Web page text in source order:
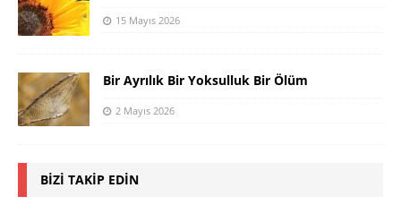
15 Mayıs 2026
Bir Ayrılık Bir Yoksulluk Bir Ölüm
2 Mayıs 2026
BIZI TAKIP EDIN